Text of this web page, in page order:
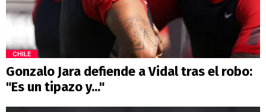
CHILE
Gonzalo Jara defiende a Vidal tras el robo:
"Es un tipazo y..."